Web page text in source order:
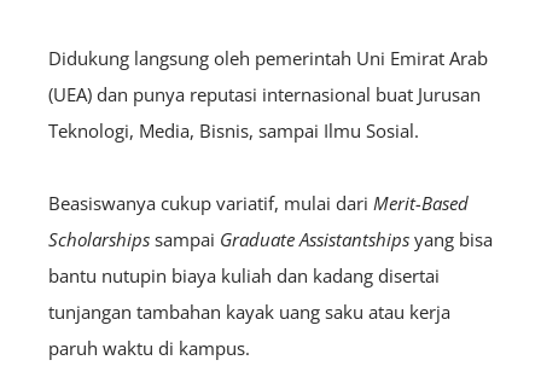
Didukung langsung oleh pemerintah Uni Emirat Arab
(UEA) dan punya reputasi internasional buat Jurusan
Teknologi, Media, Bisnis, sampai Ilmu Sosial.
Beasiswanya cukup variatif, mulai dari Merit-Based
Scholarships sampai Graduate Assistantships yang bisa
bantu nutupin biaya kuliah dan kadang disertai
tunjangan tambahan kayak uang saku atau kerja
paruh waktu di kampus.